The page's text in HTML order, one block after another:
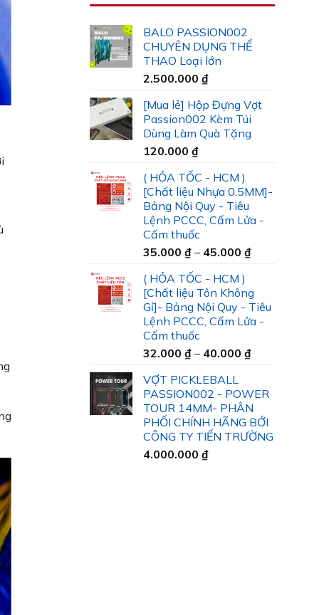
BALO PASSION002
CHUYÊN DỤNG THỂ
THAO Loại lớn
2.500.000 ₫
[Mua lẻ] Hộp Đựng Vợt
Passion002 Kèm Túi
Dùng Làm Quà Tặng
120.000 ₫
( HỎA TỐC - HCM )
[Chất liệu Nhựa 0.5MM]-
Bảng Nội Quy - Tiêu
Lệnh PCCC, Cấm Lửa -
Cấm thuốc
35.000 ₫ – 45.000 ₫Khoảng
35.000 ₫
đến
45.000 ₫
( HỎA TỐC - HCM )
[Chất liệu Tôn Không
Gỉ]- Bảng Nội Quy - Tiêu
Lệnh PCCC, Cấm Lửa -
Cấm thuốc
32.000 ₫ – 40.000 ₫Khoảng
32.000 ₫
đến
40.000 ₫
VỢT PICKLEBALL
PASSION002 - POWER
TOUR 14MM- PHÂN
PHỐI CHÍNH HÃNG BỞI
CÔNG TY TIẾN TRƯỜNG
4.000.000 ₫